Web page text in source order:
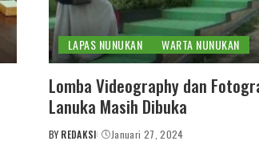
LAPAS NUNUKAN WARTA NUNUKAN
Lomba Videography dan
Lanuka Masih Dibuka
POSTED
BY REDAKSI Januari 27, 2024